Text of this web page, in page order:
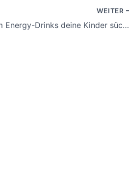
WEITER
Warum Energy-Drinks deine Kinder süchtig machen, obwohl kein Alkohol drin ist